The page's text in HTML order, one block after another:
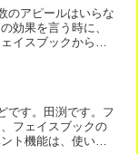
のアピールはいらな
効果を言う時に、
イスブックからお
です。田渕です。フ
フェイスブックの
ト機能は、使い方